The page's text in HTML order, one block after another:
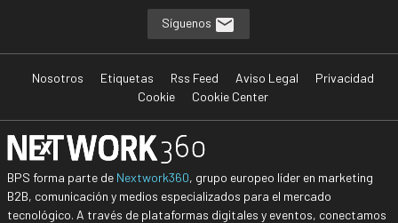
Síguenos
Nosotros Etiquetas Rss Feed Aviso Legal
Privacidad
Cookie
Cookie Center
BPS forma parte de Nextwork360, grupo europeo líder en marketing
B2B, comunicación y medios especializados para el mercado
tecnológico. A través de plataformas digitales y eventos, conectamos